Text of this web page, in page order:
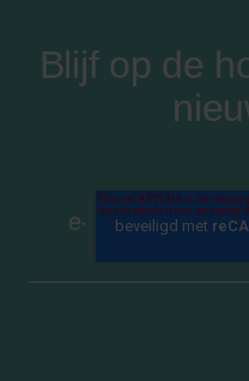
Blijf op de